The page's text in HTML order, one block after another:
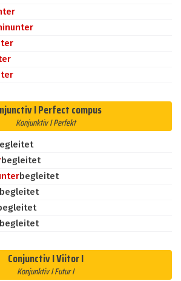
I Perfect compus
Konjunktiv I Perfekt
begleitet
begleitet
begleitet
begleitet
Conjunctiv I Viitor I
Konjunktiv I Futur I